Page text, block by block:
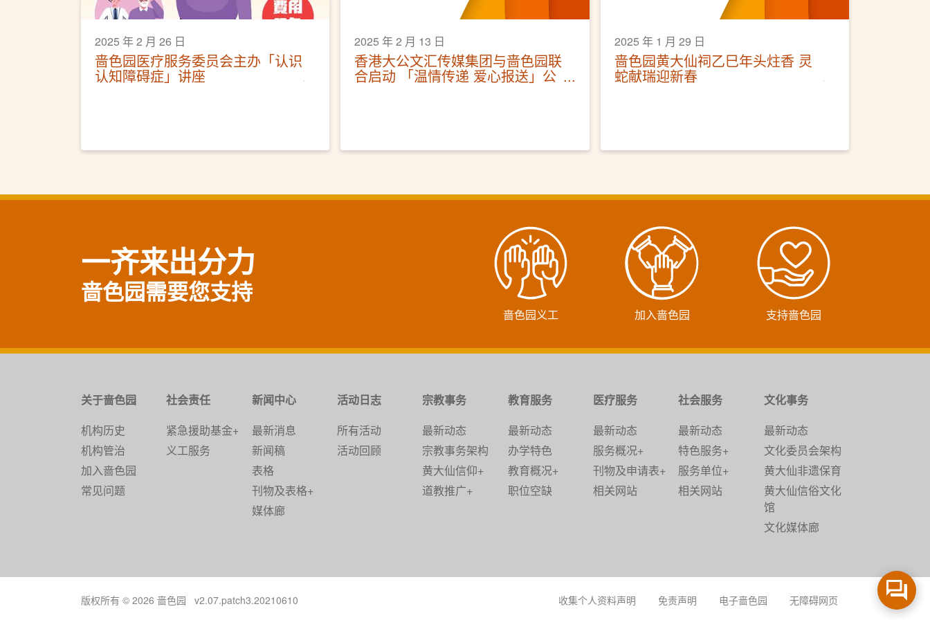
2025 年 2 月 26 日
啬色园医疗服务委员会主办「认识
认知障碍症」讲座
2025 年 2 月 13 日
香港大公文汇传媒集团与啬色园联
合启动 「温情传递 爱心报送」公
2025 年 1 月 29 日
啬色园黄大仙祠乙巳年头炷香 灵
蛇献瑞迎新春
一齐来出分力
啬色园需要您支持
啬色园义工 加入啬色园 支持啬色园
关于啬色园
机构历史
机构管治
加入啬色园
常见问题
社会责任
紧急援助基金+
义工服务
新闻中心
最新消息
新闻稿
表格
刊物及表格+
媒体廊
活动日志
所有活动
活动回顾
宗教事务
最新动态
宗教事务架构
黄大仙信仰+
道教推广+
教育服务
最新动态
办学特色
教育概况+
职位空缺
医疗服务
最新动态
服务概况+
刊物及申请表+
相关网站
社会服务
最新动态
特色服务+
服务单位+
相关网站
文化事务
最新动态
文化委员会架构
黄大仙非遗保育
黄大仙信俗文化
馆
文化媒体廊
版权所有 © 2026 啬色园 v2.07.patch3.20210610 收集个人资料声明 免责声明 电子啬色园 无障碍网页